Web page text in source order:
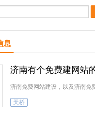
息
济南有个免费建网站
济南免费网站建设，以及济南免
天桥